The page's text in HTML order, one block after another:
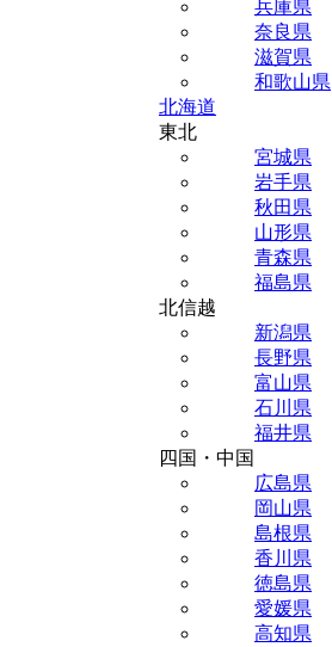
兵庫県
奈良県
滋賀県
和歌山県
北海道
東北
宮城県
岩手県
秋田県
山形県
青森県
福島県
北信越
新潟県
長野県
富山県
石川県
福井県
四国・中国
広島県
岡山県
島根県
香川県
徳島県
愛媛県
高知県